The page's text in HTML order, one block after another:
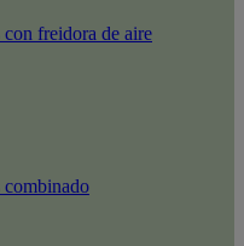
freidora de aire